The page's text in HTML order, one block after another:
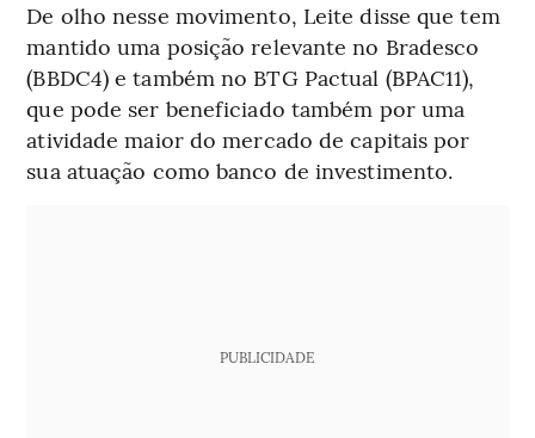
De olho nesse movimento, Leite disse que tem
mantido uma posição relevante no Bradesco
(BBDC4) e também no BTG Pactual (BPAC11),
que pode ser beneficiado também por uma
atividade maior do mercado de capitais por
sua atuação como banco de investimento.
PUBLICIDADE